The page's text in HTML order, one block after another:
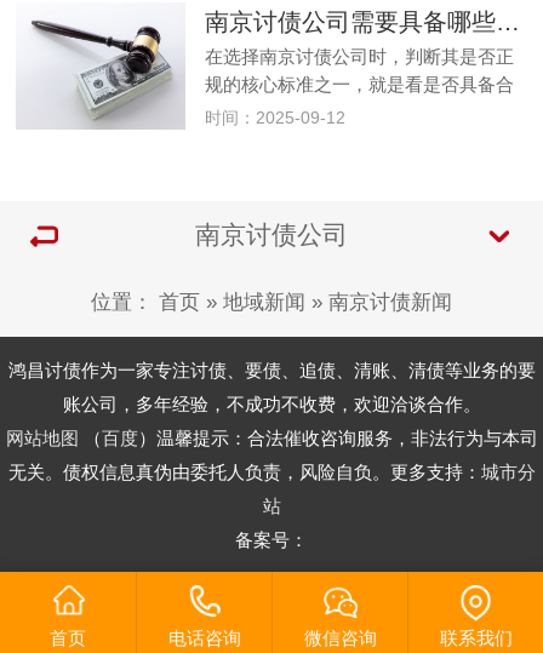
等多种因素影响。本文将详细介绍南
京…
南京讨债公司需要具备哪些合法资质？
在选择南京讨债公司时，判断其是否正
规的核心标准之一，就是看是否具备合
法资质。和杭州讨债公司等其他地区的
时间：2025-09-12
南京讨债公司
位置： 首页 » 地域新闻 » 南京讨债新闻
鸿昌讨债作为一家专注讨债、要债、追债、清账、清债等业务的要
账公司，多年经验，不成功不收费，欢迎洽谈合作。
网站地图 （百度）温馨提示：合法催收咨询服务，非法行为与本司
无关。债权信息真伪由委托人负责，风险自负。更多支持： 城市分
站
备案号：
首页 电话咨询 微信咨询 联系我们